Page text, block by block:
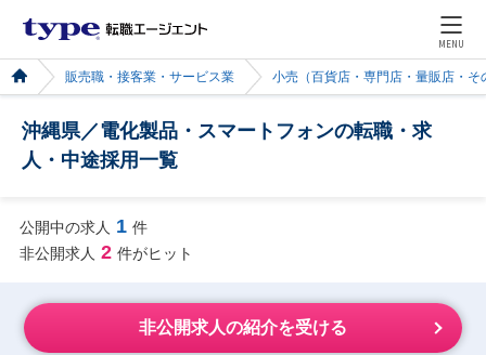
MENU
販売職・接客業・サービス業 小売（百貨店・専門店・量販店・そ
沖縄県／電化製品・スマートフォンの転職・求
人・中途採用一覧
公開中の求人 1 件
非公開求人 2 件がヒット
非公開求人の紹介を受ける